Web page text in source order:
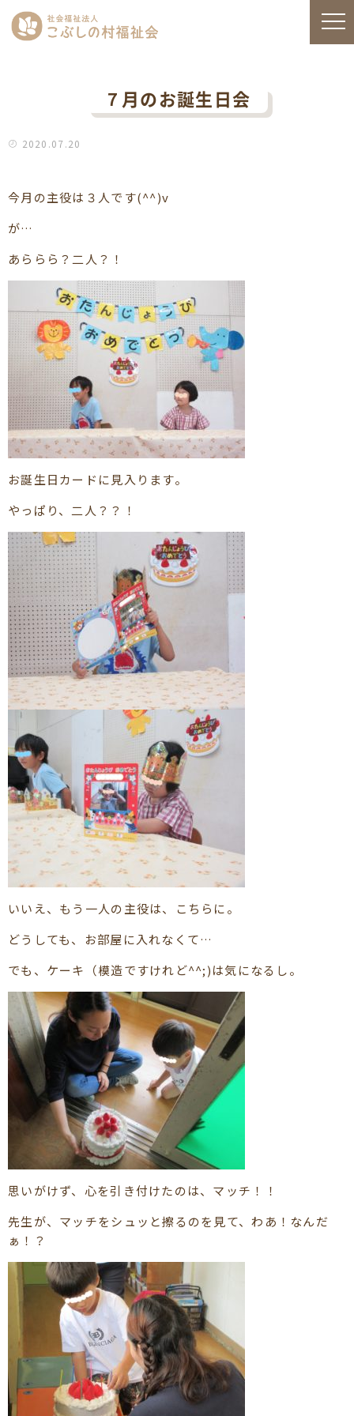
７月のお誕生日会
2020.07.20
今月の主役は３人です(^^)v
が…
あららら？二人？！
お誕生日カードに見入ります。
やっぱり、二人？？！
いいえ、もう一人の主役は、こちらに。
どうしても、お部屋に入れなくて…
でも、ケーキ（模造ですけれど^^;)は気になるし。
思いがけず、心を引き付けたのは、マッチ！！
先生が、マッチをシュッと擦るのを見て、わあ！なんだ
ぁ！？